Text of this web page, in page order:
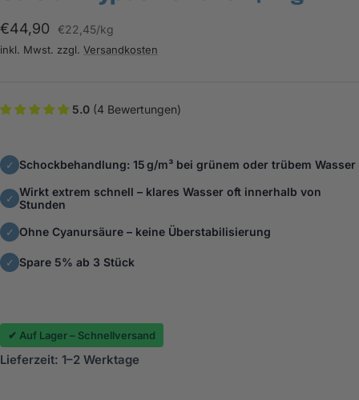
Angebotspreis
€44,90 €22,45/kg
inkl. Mwst. zzgl. Versandkosten
5.0 (4 Bewertungen)
✓ Schockbehandlung: 15 g/m³ bei grünem oder trübem Wasser
✓ Wirkt extrem schnell – klares Wasser oft innerhalb von
Stunden
✓ Ohne Cyanursäure – keine Überstabilisierung
✓ Spare 5% ab 3 Stück
✔ Auf Lager – Schnellversand
Lieferzeit: 1–2 Werktage